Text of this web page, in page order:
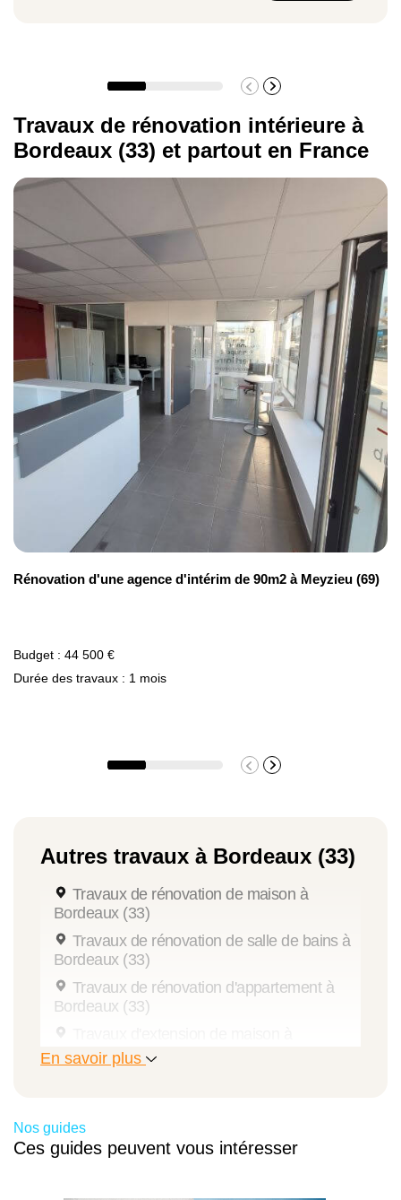
Travaux de rénovation intérieure à
Bordeaux (33) et partout en France
Rénovation d'une agence d'intérim de 90m2 à Meyzieu (69)
Budget : 44 500 €
Durée des travaux : 1 mois
Autres travaux à Bordeaux (33)
Travaux de rénovation de maison à
Bordeaux (33)
Travaux de rénovation de salle de bains à
Bordeaux (33)
Travaux de rénovation d'appartement à
Bordeaux (33)
Bordeaux (33)
Pose de menuiserie à Bordeaux (33)
Travaux de maçonnerie à Bordeaux (33)
En savoir plus
Nos guides
Ces guides peuvent vous intéresser